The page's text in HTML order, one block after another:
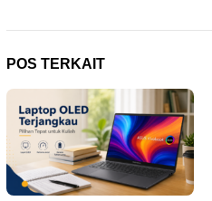
POS TERKAIT